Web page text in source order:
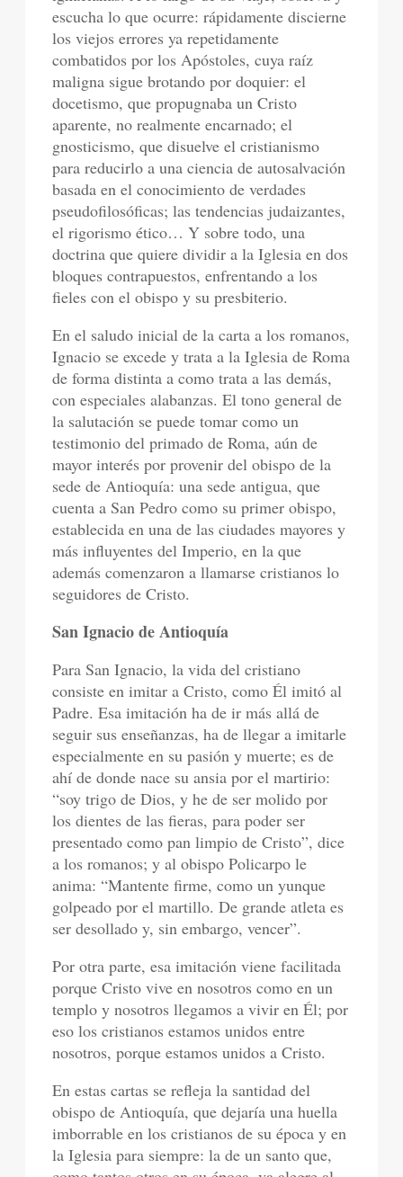
escucha lo que ocurre: rápidamente discierne
los viejos errores ya repetidamente
combatidos por los Apóstoles, cuya raíz
maligna sigue brotando por doquier: el
docetismo, que propugnaba un Cristo
aparente, no realmente encarnado; el
gnosticismo, que disuelve el cristianismo
para reducirlo a una ciencia de autosalvación
basada en el conocimiento de verdades
pseudofilosóficas; las tendencias judaizantes,
el rigorismo ético… Y sobre todo, una
doctrina que quiere dividir a la Iglesia en dos
bloques contrapuestos, enfrentando a los
fieles con el obispo y su presbiterio.
En el saludo inicial de la carta a los romanos,
Ignacio se excede y trata a la Iglesia de Roma
de forma distinta a como trata a las demás,
con especiales alabanzas. El tono general de
la salutación se puede tomar como un
testimonio del primado de Roma, aún de
mayor interés por provenir del obispo de la
sede de Antioquía: una sede antigua, que
cuenta a San Pedro como su primer obispo,
establecida en una de las ciudades mayores y
más influyentes del Imperio, en la que
además comenzaron a llamarse cristianos lo
seguidores de Cristo.
San Ignacio de Antioquía
Para San Ignacio, la vida del cristiano
consiste en imitar a Cristo, como Él imitó al
Padre. Esa imitación ha de ir más allá de
seguir sus enseñanzas, ha de llegar a imitarle
especialmente en su pasión y muerte; es de
ahí de donde nace su ansia por el martirio:
“soy trigo de Dios, y he de ser molido por
los dientes de las fieras, para poder ser
presentado como pan limpio de Cristo”, dice
a los romanos; y al obispo Policarpo le
anima: “Mantente firme, como un yunque
golpeado por el martillo. De grande atleta es
ser desollado y, sin embargo, vencer”.
Por otra parte, esa imitación viene facilitada
porque Cristo vive en nosotros como en un
templo y nosotros llegamos a vivir en Él; por
eso los cristianos estamos unidos entre
nosotros, porque estamos unidos a Cristo.
En estas cartas se refleja la santidad del
obispo de Antioquía, que dejaría una huella
imborrable en los cristianos de su época y en
la Iglesia para siempre: la de un santo que,